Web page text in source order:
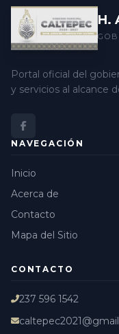
H.
Portal oficial del
y servicios al alcance
NAVEGACIÓN
Inicio
Acerca de
Contacto
Mapa del Sitio
CONTACTO
237 596 1542